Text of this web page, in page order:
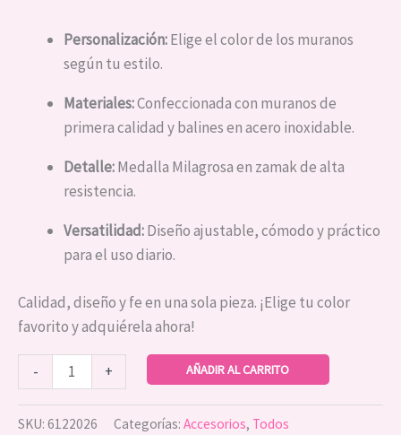
Personalización:Elige el color de los muranos
según tu estilo.
Materiales:Confeccionada con muranos de
primera calidad y balines en acero inoxidable.
Detalle:Medalla Milagrosa en zamak de alta
resistencia.
Versatilidad:Diseño ajustable, cómodo y práctico
para el uso diario.
Calidad, diseño y fe en una sola pieza. ¡Elige tu color
favorito y adquiérela ahora!
- + AÑADIR AL CARRITO
SKU: 6122026 Categorías: Accesorios, Todos